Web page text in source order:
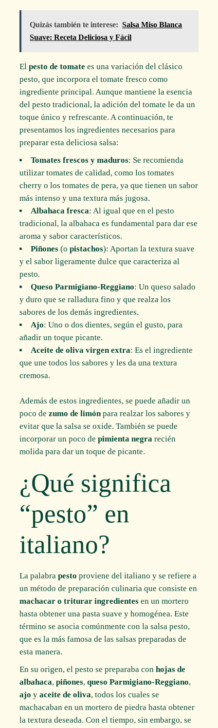
Quizás también te interese: Salsa Miso Blanca
Suave: Receta Deliciosa y Fácil
Elpesto de tomate es una variación del clásico
pesto, que incorpora el tomate fresco como
ingrediente principal. Aunque mantiene la esencia
del pesto tradicional, la adición del tomate le da un
toque único y refrescante. A continuación, te
presentamos los ingredientes necesarios para
preparar esta deliciosa salsa:
Tomates frescos y maduros: Se recomienda
utilizar tomates de calidad, como los tomates
cherry o los tomates de pera, ya que tienen un sabor
más intenso y una textura más jugosa.
Albahaca fresca: Al igual que en el pesto
tradicional, la albahaca es fundamental para dar ese
aroma y sabor característicos.
Piñones (opistachos): Aportan la textura suave
y el sabor ligeramente dulce que caracteriza al
pesto.
Queso Parmigiano-Reggiano: Un queso salado
y duro que se ralladura fino y que realza los
sabores de los demás ingredientes.
Ajo: Uno o dos dientes, según el gusto, para
añadir un toque picante.
Aceite de oliva virgen extra: Es el ingrediente
que une todos los sabores y les da una textura
cremosa.
Además de estos ingredientes, se puede añadir un
poco dezumo de limón para realzar los sabores y
evitar que la salsa se oxide. También se puede
incorporar un poco depimienta negra recién
molida para dar un toque de picante.
¿Qué significa
“pesto” en
italiano?
La palabrapesto proviene del italiano y se refiere a
un método de preparación culinaria que consiste en
machacar o triturar ingredientes en un mortero
hasta obtener una pasta suave y homogénea. Este
término se asocia comúnmente con la salsa pesto,
que es la más famosa de las salsas preparadas de
esta manera.
En su origen, el pesto se preparaba conhojas de
albahaca,piñones,queso Parmigiano-Reggiano,
ajo yaceite de oliva, todos los cuales se
machacaban en un mortero de piedra hasta obtener
la textura deseada. Con el tiempo, sin embargo, se